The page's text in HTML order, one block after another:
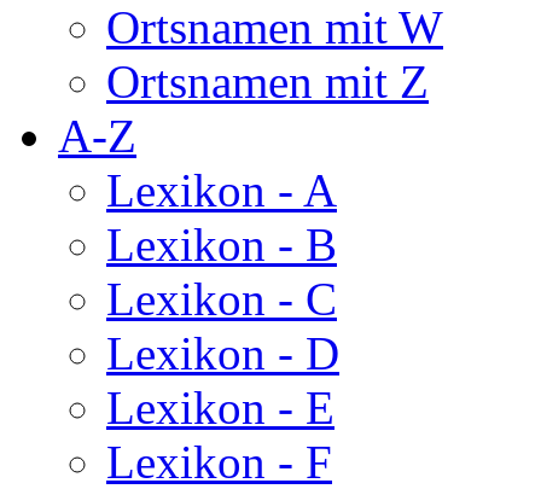
Ortsnamen mit W
Ortsnamen mit Z
A-Z
Lexikon - A
Lexikon - B
Lexikon - C
Lexikon - D
Lexikon - E
Lexikon - F